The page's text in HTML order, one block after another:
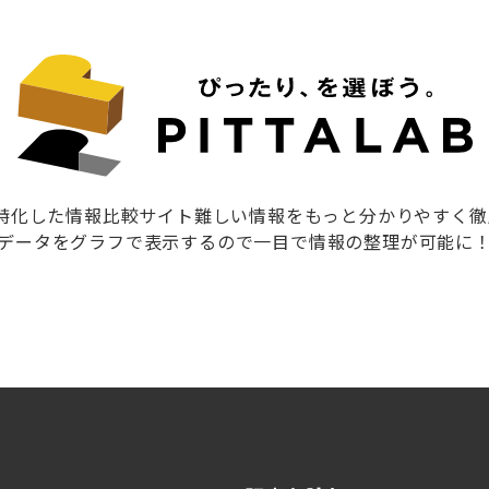
した情報比較サイト難しい情報をもっと分かりやすく徹
ータをグラフで表示するので一目で情報の整理が可能に！